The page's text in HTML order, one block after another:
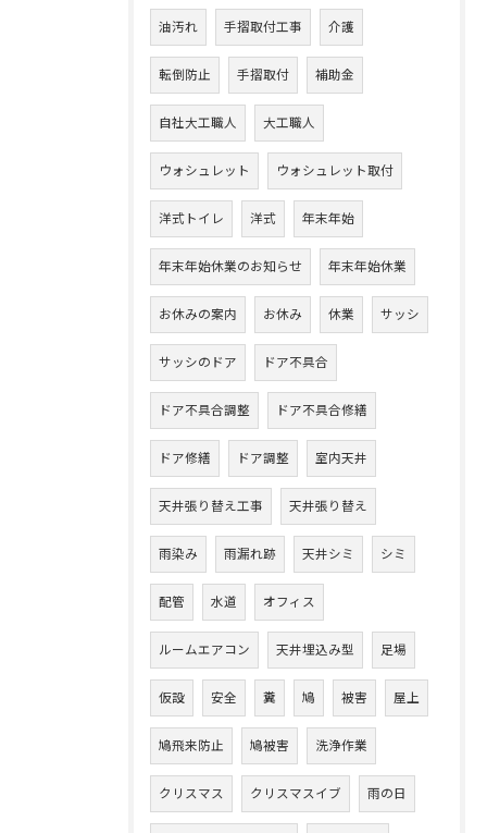
油汚れ 手摺取付工事 介護
転倒防止 手摺取付 補助金
自社大工職人 大工職人
ウォシュレット ウォシュレット取付
洋式トイレ 洋式 年末年始
年末年始休業のお知らせ 年末年始休業
お休みの案内 お休み 休業 サッシ
サッシのドア ドア不具合
ドア不具合調整 ドア不具合修繕
ドア修繕 ドア調整 室内天井
天井張り替え工事 天井張り替え
雨染み 雨漏れ跡 天井シミ シミ
配管 水道 オフィス
ルームエアコン 天井埋込み型 足場
仮設 安全 糞 鳩 被害 屋上
鳩飛来防止 鳩被害 洗浄作業
クリスマス クリスマスイブ 雨の日